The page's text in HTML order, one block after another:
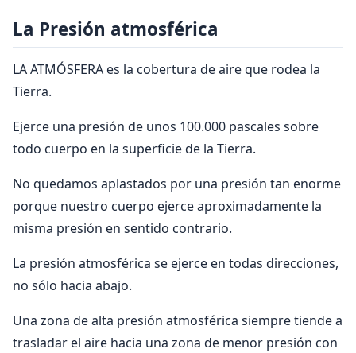
La Presión atmosférica
LA ATMÓSFERA es la cobertura de aire que rodea la
Tierra.
Ejerce una presión de unos 100.000 pascales sobre
todo cuerpo en la superficie de la Tierra.
No quedamos aplastados por una presión tan enorme
porque nuestro cuerpo ejerce aproximadamente la
misma presión en sentido contrario.
La presión atmosférica se ejerce en todas direcciones,
no sólo hacia abajo.
Una zona de alta presión atmosférica siempre tiende a
trasladar el aire hacia una zona de menor presión con